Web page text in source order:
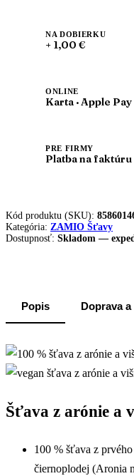
NA DOBIERKU
+ 1,00 €
ONLINE
Karta · Apple Pay
PRE FIRMY
Platba na faktúru
Kód produktu (SKU):
Kategória: ZAMIO Šťavy
Dostupnosť: Skladom —
Popis Doprava
Šťava z arónie a
100 % šťava z
čiernoplodej (Aronia